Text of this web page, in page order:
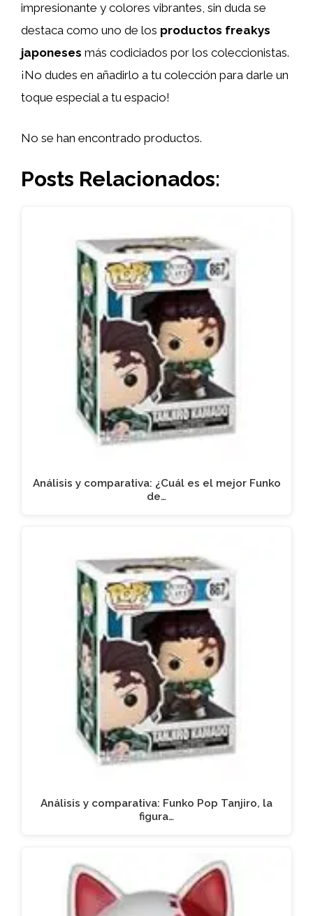
impresionante y colores vibrantes, sin duda se
destaca como uno de los productos freakys
japoneses más codiciados por los coleccionistas.
¡No dudes en añadirlo a tu colección para darle un
toque especial a tu espacio!
No se han encontrado productos.
Posts Relacionados:
Análisis y comparativa: ¿Cuál es el mejor Funko
de…
Análisis y comparativa: Funko Pop Tanjiro, la
figura…